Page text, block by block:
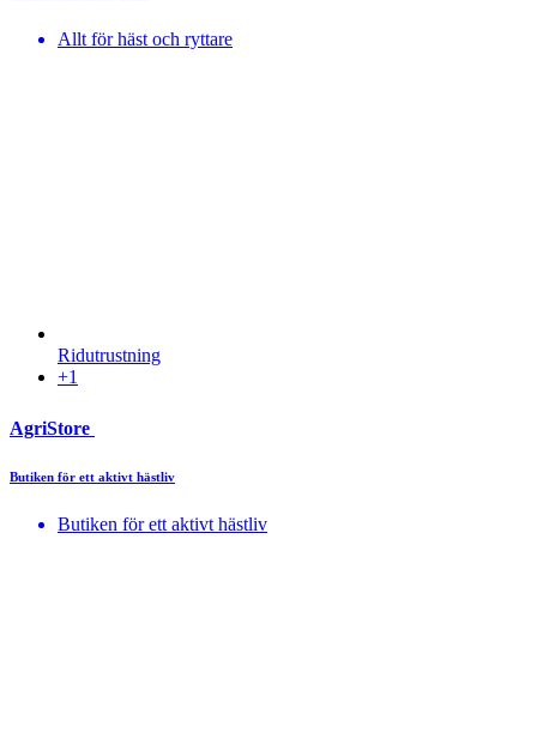
Allt för häst och ryttare
Ridutrustning
+1
AgriStore
Butiken för ett aktivt hästliv
Butiken för ett aktivt hästliv